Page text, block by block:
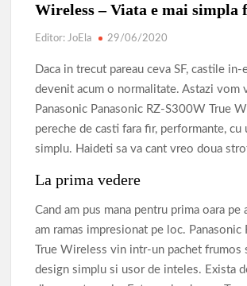
Parcul de Aventură Comana 2026
Târgul
Lucrările de modernizare a infrastructurii
AVERTIZARE: Actualizați de urgență
browser bazate pe Chromium
Povestea calendarului si Castelul de lut 2025
Wireless – Viata e mai simpla
Editor: JoEla 29/06/2020
Daca in trecut pareau ceva SF, castile in-
devenit acum o normalitate. Astazi vom
Panasonic Panasonic RZ-S300W True
pereche de casti fara fir, performante, cu
simplu. Haideti sa va cant vreo doua
La prima vedere
Cand am pus mana pentru prima oara pe
am ramas impresionat pe loc. Panasonic
True Wireless vin intr-un pachet frumos
design simplu si usor de inteles. Exista